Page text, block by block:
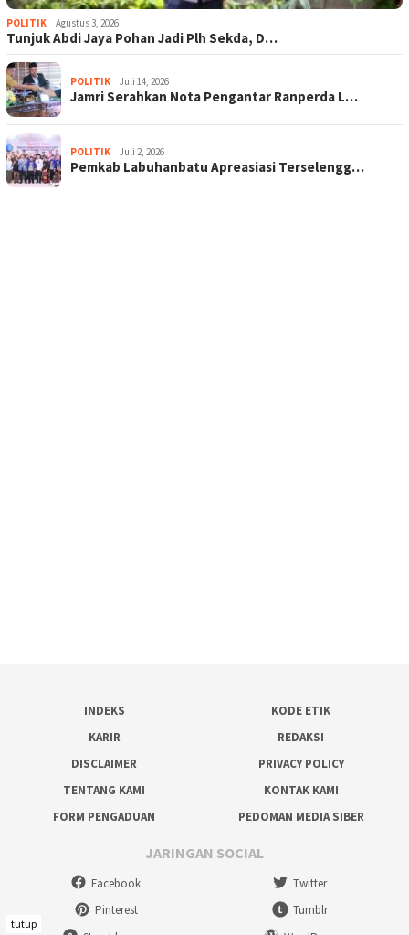
POLITIK Agustus 3, 2026
Tunjuk Abdi Jaya Pohan Jadi Plh Sekda, D…
POLITIK Juli 14, 2026
Jamri Serahkan Nota Pengantar Ranperda L…
POLITIK Juli 2, 2026
Pemkab Labuhanbatu Apreasiasi Terselengg…
INDEKS
KODE ETIK
KARIR
REDAKSI
DISCLAIMER
PRIVACY POLICY
TENTANG KAMI
KONTAK KAMI
FORM PENGADUAN
PEDOMAN MEDIA SIBER
JARINGAN SOCIAL
Facebook
Twitter
Pinterest
Tumblr
tutup